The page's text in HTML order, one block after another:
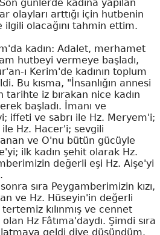
günlerde kadına yapılan
olayları arttığı için hutbenin
ilgili olacağını tahmin ettim.
kadın: Adalet, merhamet
hutbeyi vermeye başladı,
ı Kerim'de kadının toplum
Bu kısma, "İnsanlığın annesi
tarihte iz bırakan nice kadın
başladı. İmanı ve
iffeti ve sabrı ile Hz. Meryem'i;
Hz. Hacer'i; sevgili
ve O'nu bütün gücüyle
ilk kadın şehit olarak Hz.
değerli eşi Hz. Aişe'yi
sıra Peygamberimizin kızı,
ve Hz. Hüseyin'in değerli
kılınmış ve cennet
Hz Fâtıma'daydı. Şimdi sıra
geldi diye düşündüm.